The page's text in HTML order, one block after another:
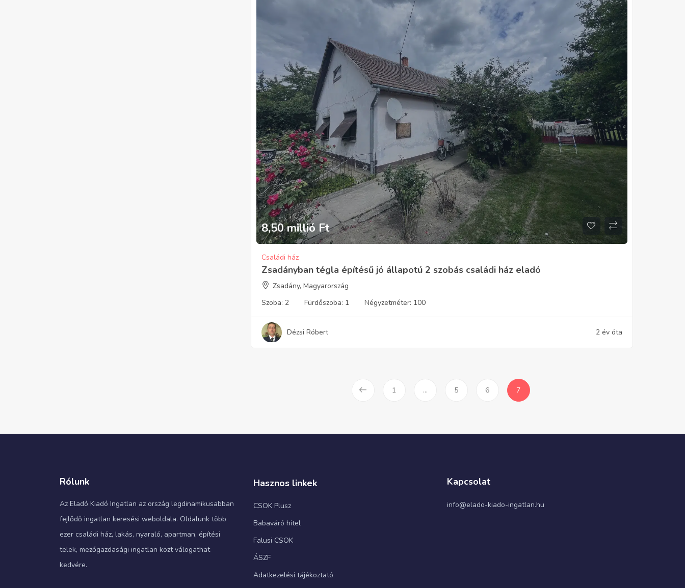
8,50 millió Ft
Családi ház
Zsadányban tégla építésű jó állapotú 2 szobás családi ház eladó
Zsadány, Magyarország
Szoba: 2 Fürdőszoba: 1 Négyzetméter: 100
Dézsi Róbert 2 év óta
1 … 5 6 7
Rólunk
Az Eladó Kiadó Ingatlan az ország legdinamikusabban
fejlődő ingatlan keresési weboldala. Oldalunk több
ezer családi ház, lakás, nyaraló, apartman, építési
telek, mezőgazdasági ingatlan közt válogathat
kedvére.
Hasznos linkek
CSOK Plusz
Babaváró hitel
Falusi CSOK
ÁSZF
Adatkezelési tájékoztató
Kapcsolat
info@elado-kiado-ingatlan.hu